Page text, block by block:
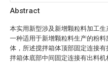
Abstract
本实用新型涉及新增颗粒料加工
一种适用于新增颗粒料生产的粉
体，所述搅拌箱体顶部固定连接
拌箱体底部中间固定连接有出料